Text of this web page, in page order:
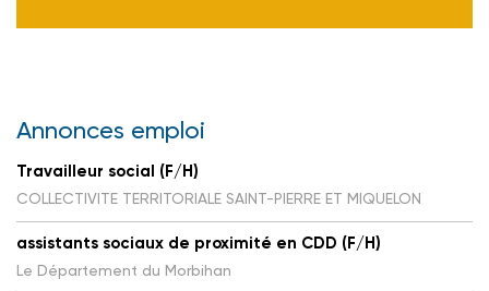
Annonces emploi
Travailleur social (F/H)
COLLECTIVITE TERRITORIALE SAINT-PIERRE ET MIQUELON
assistants sociaux de proximité en CDD (F/H)
Le Département du Morbihan